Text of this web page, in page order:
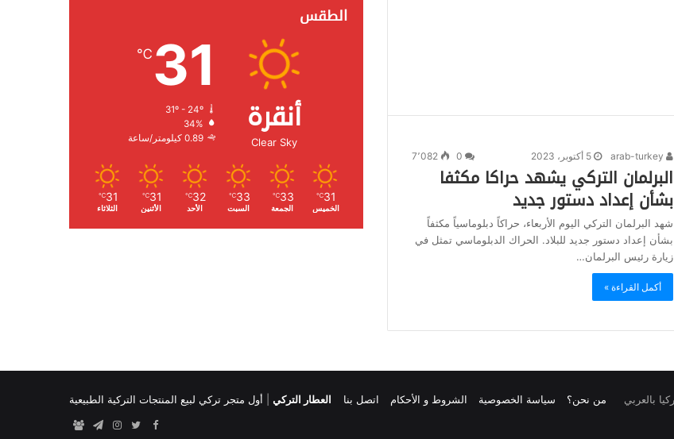
5 أكتوبر، 2023 7٬082
البرلمان التركي يشهد حراكا مكثفا
بشأن إعداد دستور جديد
شهد البرلمان التركي اليوم الأربعاء، حراكاً دبلوماسياً مكثفاً
بشأن إعداد دستور جديد للبلاد. الحراك الدبلوماسي تمثل في
زيارة رئيس البرلمان…
أكمل القراءة »
الطقس
أنقرة
Clear Sky
31
℃
31º - 24º
الرطوبة:
الرياح:0.89 كيلومتر/ساعة
31
℃
الخميس
33
℃
الجمعة
33
℃
السبت
32
℃
الأحد
31
℃
الأثنين
31
℃
الثلاثاء
العطار التركي أول متجر تركي لبيع المنتجات التركية الطبيعية من نحن؟ سياسة الخصوصية الشروط و الأحكام اتصل بنا